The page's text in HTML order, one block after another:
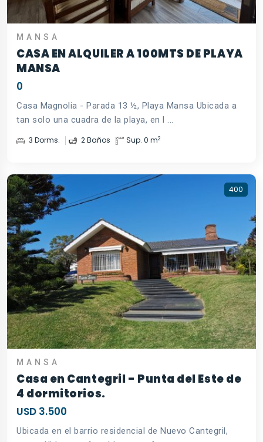
MANSA
CASA EN ALQUILER A 100MTS DE PLAYA
MANSA
0
Casa Magnolia - Parada 13 ½, Playa Mansa Ubicada a
tan solo una cuadra de la playa, en l ...
3 Dorms. 2 Baños Sup. 0 m2
400
MANSA
Casa en Cantegril - Punta del Este de
4 dormitorios.
USD 3.500
Ubicada en el barrio residencial de Nuevo Cantegril,